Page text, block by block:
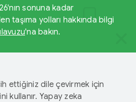
sonuna kadar
taşıma yolları hakkında bilgi
'na bakın.
ettiğiniz dile çevirmek için
kullanır. Yapay zeka